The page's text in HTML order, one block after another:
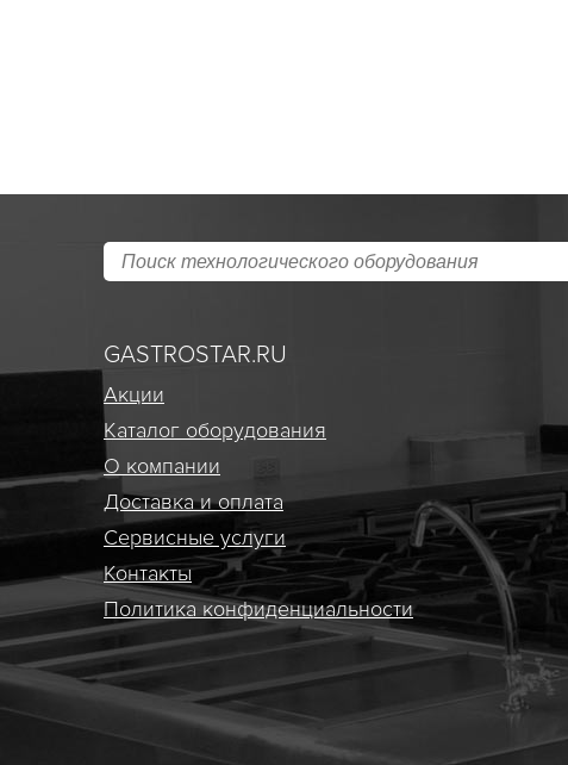
GASTROSTAR.RU
Акции
Каталог оборудования
О компании
Доставка и оплата
Сервисные услуги
Контакты
Политика конфиденциальности